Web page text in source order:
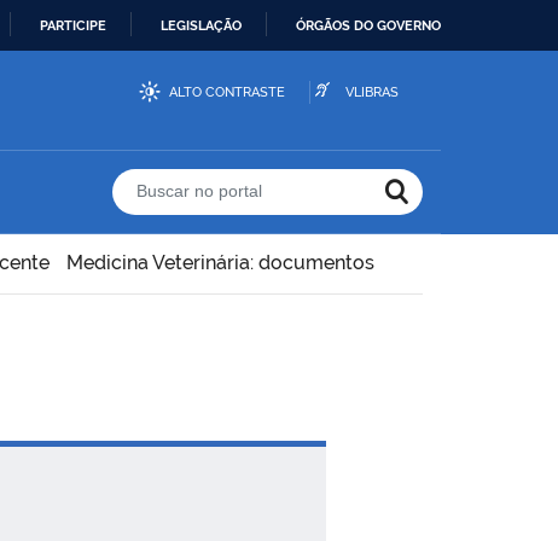
PARTICIPE LEGISLAÇÃO ÓRGÃOS DO GOVERNO
ALTO CONTRASTE VLIBRAS
Buscar no portal
Medicina Veterinária: documentos